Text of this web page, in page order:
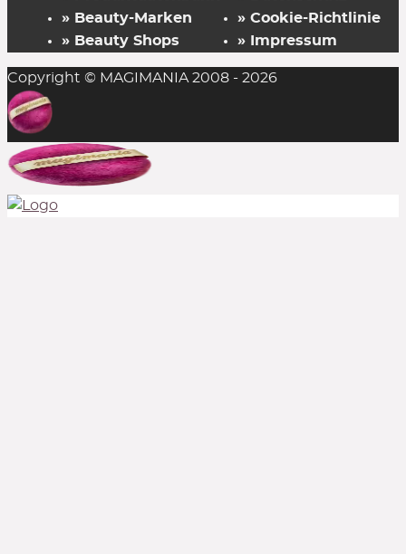
» Beauty-Marken
» Beauty Shops
» Cookie-Richtlinie
» Impressum
Copyright © MAGIMANIA 2008 - 2026